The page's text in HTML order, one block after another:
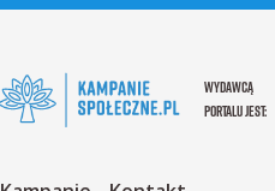
WYDAWCĄ
PORTALU JEST: